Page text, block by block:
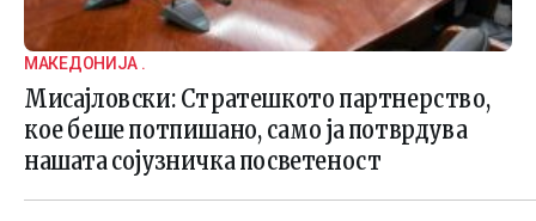
МАКЕДОНИЈА .
Мисајловски: Стратешкото партнерство,
кое беше потпишано, само ја потврдува
нашата сојузничка посветеност